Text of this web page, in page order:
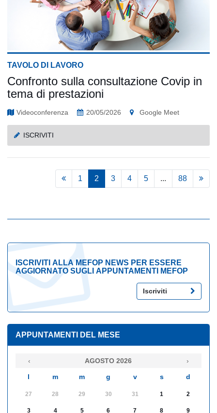
TAVOLO DI LAVORO
Confronto sulla consultazione Covip in
tema di prestazioni
Videoconferenza 20/05/2026 Google Meet
ISCRIVITI
1 2 3 4 5 ... 88
ISCRIVITI ALLA MEFOP NEWS PER ESSERE
AGGIORNATO SUGLI APPUNTAMENTI MEFOP
Iscriviti
APPUNTAMENTI DEL MESE
‹ AGOSTO 2026 ›
l m m g v s d
27 28 29 30 31 1 2
3 4 5 6 7 8 9